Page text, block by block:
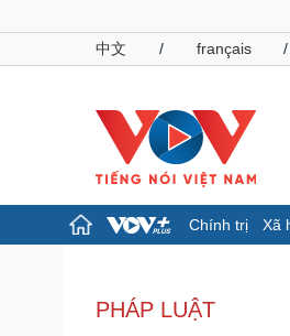
中文
/ français /
Chính trị Xã
Đảng
Tổ chức nhân sự
PHÁP LUẬT